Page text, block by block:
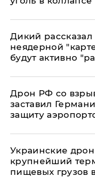
Дикий
неядерной
будут активно
​Дрон РФ со
заставил
защиту
Украинские
крупнейший
пищевых грузов